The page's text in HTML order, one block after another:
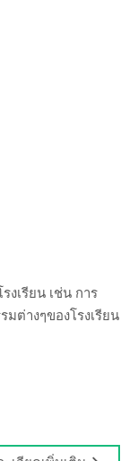
งเรียน เช่น การ
มต่างๆของโรงเรียน